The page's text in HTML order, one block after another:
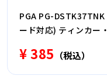
PGA PG-
ード対応) ティンカー
¥ 385 （税込）